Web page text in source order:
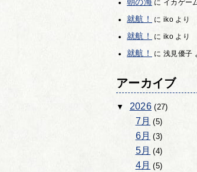
に イカゲー
就航！ に ikoより
就航！ に ikoより
就航！ に 浅見優子
アーカイブ
2026(27)
7月 (5)
6月 (3)
5月 (4)
4月 (5)